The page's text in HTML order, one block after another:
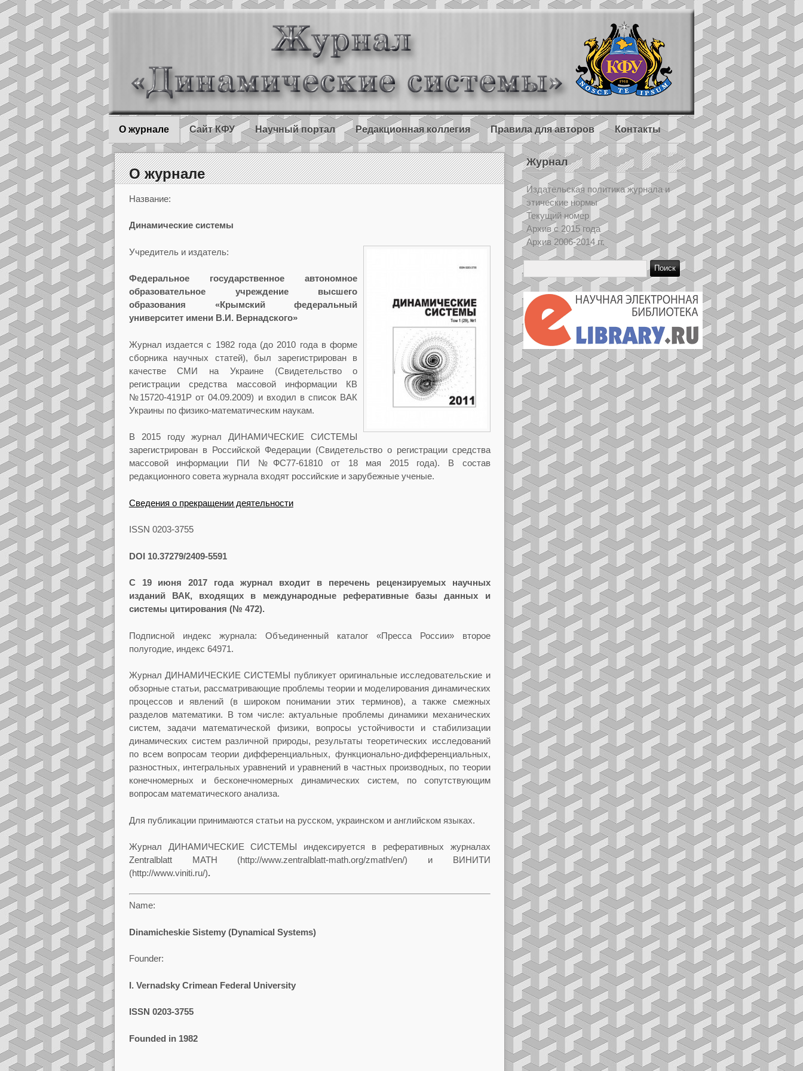
О журнале Сайт КФУ Научный портал Редакционная коллегия Правила для авторов Контакты
О журнале
Название:
Динамические системы
Учредитель и издатель:
Федеральное государственное автономное
образовательное учреждение высшего
образования «Крымский федеральный
университет имени В.И. Вернадского»
Журнал издается с 1982 года (до 2010 года в форме
сборника научных статей), был зарегистрирован в
качестве СМИ на Украине (Свидетельство о
регистрации средства массовой информации КВ
№15720-4191Р от 04.09.2009) и входил в список ВАК
Украины по физико-математическим наукам.
В 2015 году журнал ДИНАМИЧЕСКИЕ СИСТЕМЫ
зарегистрирован в Российской Федерации (Свидетельство о регистрации средства
массовой информации ПИ №ФС77-61810 от 18 мая 2015 года). В состав
редакционного совета журнала входят российские и зарубежные ученые.
Сведения о прекращении деятельности
ISSN 0203-3755
DOI 10.37279/2409-5591
С 19 июня 2017 года журнал входит в перечень рецензируемых научных
изданий ВАК, входящих в международные реферативные базы данных и
системы цитирования (№ 472).
Подписной индекс журнала: Объединенный каталог «Пресса России» второе
полугодие, индекс 64971.
Журнал ДИНАМИЧЕСКИЕ СИСТЕМЫ публикует оригинальные исследовательские и
обзорные статьи, рассматривающие проблемы теории и моделирования динамических
процессов и явлений (в широком понимании этих терминов), а также смежных
разделов математики. В том числе: актуальные проблемы динамики механических
систем, задачи математической физики, вопросы устойчивости и стабилизации
динамических систем различной природы, результаты теоретических исследований
по всем вопросам теории дифференциальных, функционально-дифференциальных,
разностных, интегральных уравнений и уравнений в частных производных, по теории
конечномерных и бесконечномерных динамических систем, по сопутствующим
вопросам математического анализа.
Для публикации принимаются статьи на русском, украинском и английском языках.
Журнал ДИНАМИЧЕСКИЕ СИСТЕМЫ индексируется в реферативных журналах
Zentralblatt MATH (http://www.zentralblatt-math.org/zmath/en/) и ВИНИТИ
(http://www.viniti.ru/).
Name:
Dinamicheskie Sistemy (Dynamical Systems)
Founder:
I. Vernadsky Crimean Federal University
ISSN 0203-3755
Founded in 1982
Журнал
Издательская политика журнала и
этические нормы
Текущий номер
Архив с 2015 года
Архив 2006-2014 гг.